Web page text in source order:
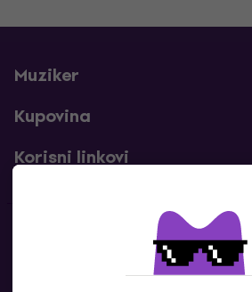
Muziker
Kupovina
Korisni linkovi
Kontakti
Kontaktiraj nas